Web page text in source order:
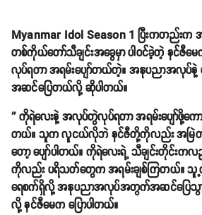
Myanmar Idol Season 1 ပြီးကတည်းက
တစ်ကိုယ်တော်သီချင်းအခွေမှာ ပါဝင်ခဲ့တဲ့ နင်ဇီမ
လုပ်ရတာ အရမ်းပျော်တယ်တဲ့။ အနုပညာအလုပ်
အဆင်ပြေတယ်လို့ ဆိုပါတယ်။
'' ကိုရဲလေးနဲ့ အလုပ်တွဲလုပ်ရတာ အရမ်းပျော်ဖို့ကော
တယ်။ သူက လူငယ်လိုဘဲ နင်ဇီတို့ကိုလည်း အမြဲ
တော့ ပျော်ပါတယ်။ ကိုရဲလေးရဲ့ သီချင်းတိုင်းက
ကိုလည်း ပရိသတ်တွေက အရမ်းချစ်ကြတယ်။ သူ့ကို
ရေစက်ရှိလို့ အနုပညာအလုပ်အတွက်အဆင်ပြေသွား
လို့ နင်ဇီမေက ပြောပါတယ်။